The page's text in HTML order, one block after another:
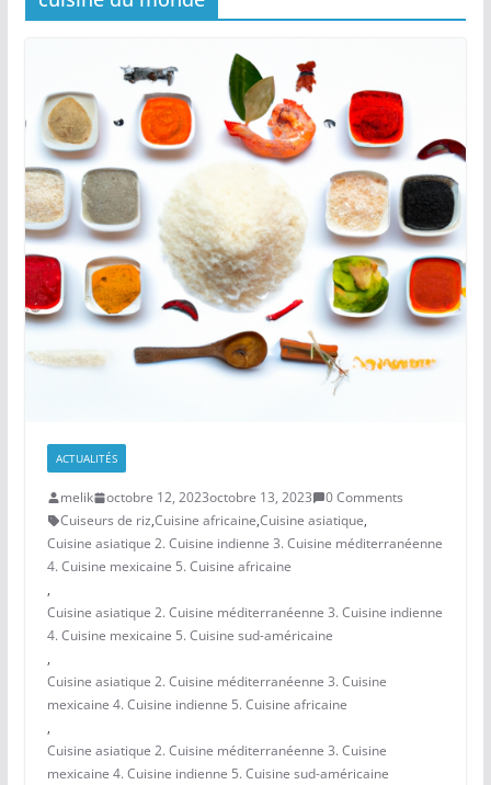
ACTUALITÉS
melik octobre 12, 2023octobre 13, 2023
0 Comments
Cuiseurs de riz,Cuisine africaine,Cuisine asiatique,
Cuisine asiatique 2. Cuisine indienne 3. Cuisine méditerranéenne
4. Cuisine mexicaine 5. Cuisine africaine
,
Cuisine asiatique 2. Cuisine méditerranéenne 3. Cuisine indienne
4. Cuisine mexicaine 5. Cuisine sud-américaine
,
Cuisine asiatique 2. Cuisine méditerranéenne 3. Cuisine
mexicaine 4. Cuisine indienne 5. Cuisine africaine
,
Cuisine asiatique 2. Cuisine méditerranéenne 3. Cuisine
mexicaine 4. Cuisine indienne 5. Cuisine sud-américaine